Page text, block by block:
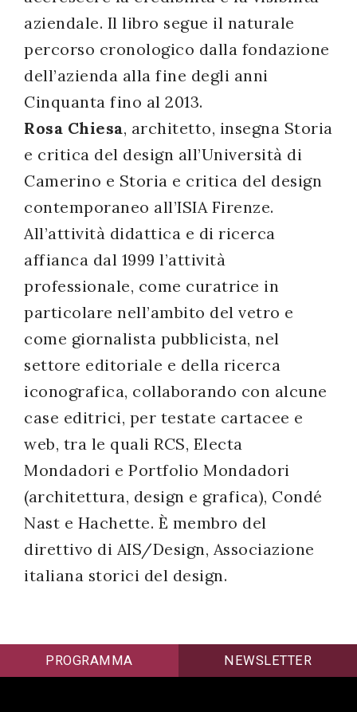
aziendale. Il libro segue il naturale
percorso cronologico dalla fondazione
dell’azienda alla fine degli anni
Cinquanta fino al 2013.
Rosa Chiesa, architetto, insegna Storia
e critica del design all’Università di
Camerino e Storia e critica del design
contemporaneo all’ISIA Firenze.
All’attività didattica e di ricerca
affianca dal 1999 l’attività
professionale, come curatrice in
particolare nell’ambito del vetro e
come giornalista pubblicista, nel
settore editoriale e della ricerca
iconografica, collaborando con alcune
case editrici, per testate cartacee e
web, tra le quali RCS, Electa
Mondadori e Portfolio Mondadori
(architettura, design e grafica), Condé
Nast e Hachette. È membro del
direttivo di AIS/Design, Associazione
italiana storici del design.
PROGRAMMA NEWSLETTER